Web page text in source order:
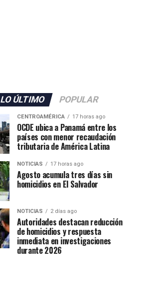
LO ÚLTIMO POPULAR
CENTROAMÉRICA 17 horas ago
OCDE ubica a Panamá entre los
países con menor recaudación
tributaria de América Latina
NOTICIAS 17 horas ago
Agosto acumula tres días sin
homicidios en El Salvador
NOTICIAS 2 días ago
Autoridades destacan reducción
de homicidios y respuesta
inmediata en investigaciones
durante 2026